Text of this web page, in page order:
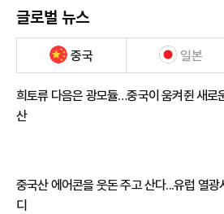
글로벌 뉴스
중국 일본
희토류 다음은 광모듈…중국이 움켜쥔 새로
산
중국산 에어콘을 웃돈 주고 산다...유럽 열광
디